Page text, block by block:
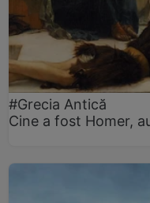
#Grecia Antică
Cine a fost Homer,